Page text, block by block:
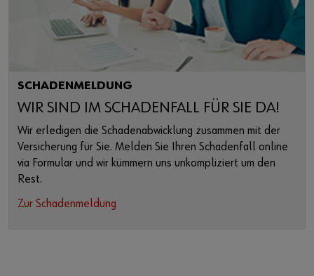
SCHADENMELDUNG
WIR SIND IM SCHADENFALL FÜR SIE DA!
Wir erledigen die Schadenabwicklung zusammen mit der
Versicherung für Sie. Melden Sie Ihren Schadenfall online
via Formular und wir kümmern uns unkompliziert um den
Rest.
Zur Schadenmeldung